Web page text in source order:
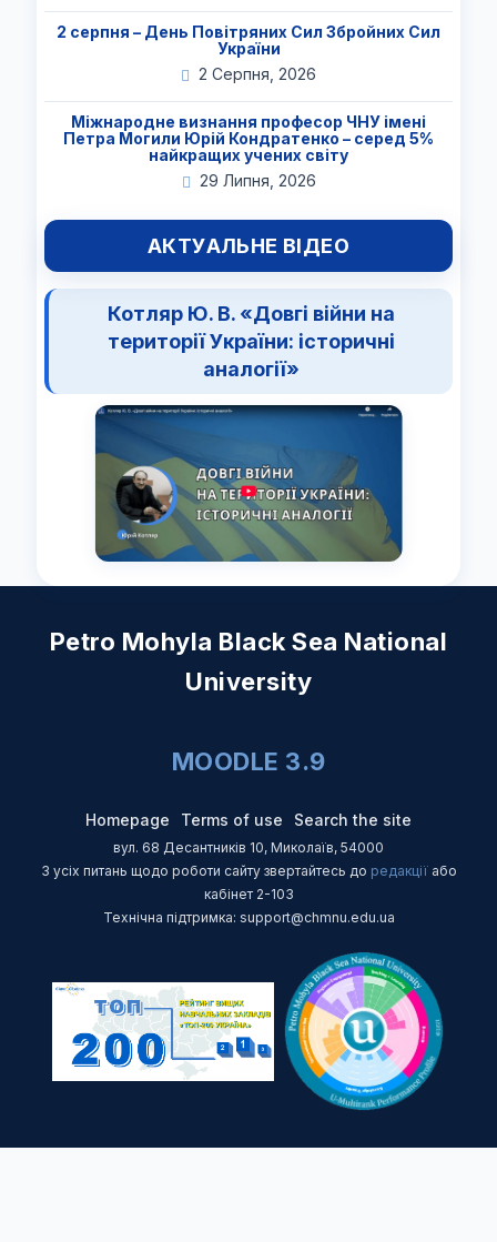
2 серпня – День Повітряних Сил Збройних Сил
України
2 Серпня, 2026
Міжнародне визнання професор ЧНУ імені
Петра Могили Юрій Кондратенко – серед 5%
найкращих учених світу
29 Липня, 2026
АКТУАЛЬНЕ ВІДЕО
Котляр Ю. В. «Довгі війни на
території України: історичні
аналогії»
Petro Mohyla Black Sea National
University
MOODLE 3.9
Homepage Terms of use Search the site
вул. 68 Десантників 10, Миколаїв, 54000
З усіх питань щодо роботи сайту звертайтесь до редакції або
кабінет 2-103
Технічна підтримка: support@chmnu.edu.ua